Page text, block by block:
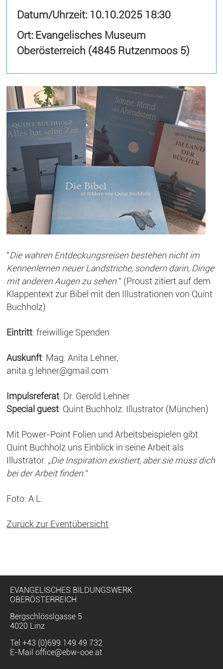
Datum/Uhrzeit: 10.10.2025 18:30
Ort: Evangelisches Museum
Oberösterreich (4845 Rutzenmoos 5)
"Die wahren Entdeckungsreisen bestehen nicht im
Kennenlernen neuer Landstriche, sondern darin, Dinge
mit anderen Augen zu sehen ." (Proust zitiert auf dem
Klappentext zur Bibel mit den Illustrationen von Quint
Buchholz)
Eintritt: freiwillige Spenden
Auskunft: Mag. Anita Lehner,
anita.g.lehner@gmail.com
Impulsreferat: Dr. Gerold Lehner
Special guest: Quint Buchholz: Illustrator (München)
Mit Power-Point Folien und Arbeitsbeispielen gibt
Quint Buchholz uns Einblick in seine Arbeit als
Illustrator. „Die Inspiration existiert, aber sie muss dich
bei der Arbeit finden.“
Foto: A.L.
Zurück zur Eventübersicht
EVANGELISCHES BILDUNGSWERK
OBERÖSTERREICH
Bergschlösslgasse 5
4020 Linz
Tel +43 (0)699 149 49 732
E-Mail office@ebw-ooe.at